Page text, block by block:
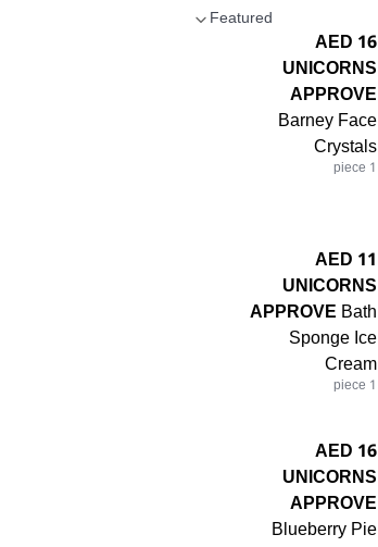
Featured
16 AED
UNICORNS
APPROVE
Barney Face
Crystals
1 piece
11 AED
UNICORNS
APPROVEBath
Sponge Ice
Cream
1 piece
16 AED
UNICORNS
APPROVE
Blueberry Pie